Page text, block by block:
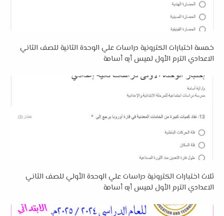
خمسة اختبارات الكترونية دراسات علي الوحدة الثانية للصف الثاني
الاعدادي الترم الأول لميس أيه أسامة
ثلاث اختبارات الكترونية دراسات علي الوحدة الأولي للصف الثاني
الاعدادي الترم الأول لميس أيه أسامة